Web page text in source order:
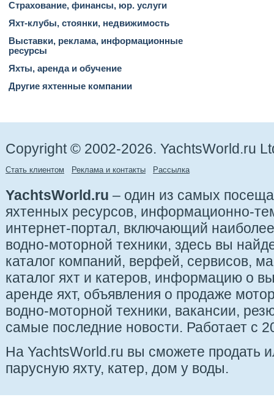
Страхование, финансы, юр. услуги
Яхт-клубы, стоянки, недвижимость
Выставки, реклама, информационные
ресурсы
Яхты, аренда и обучение
Другие яхтенные компании
Copyright © 2002-2026. YachtsWorld.ru
Стать клиентом Реклама и контакты Рассылка
YachtsWorld.ru – один из самых
яхтенных ресурсов, информационно-
интернет-портал, включающий
водно-моторной техники, здесь вы
каталог компаний, верфей, сервисов,
каталог яхт и катеров, информацию о
аренде яхт, объявления о продаже
водно-моторной техники, вакансии,
самые последние новости. Работает с
На YachtsWorld.ru вы сможете продать
парусную яхту, катер, дом у воды.